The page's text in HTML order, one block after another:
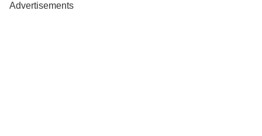
Advertisements